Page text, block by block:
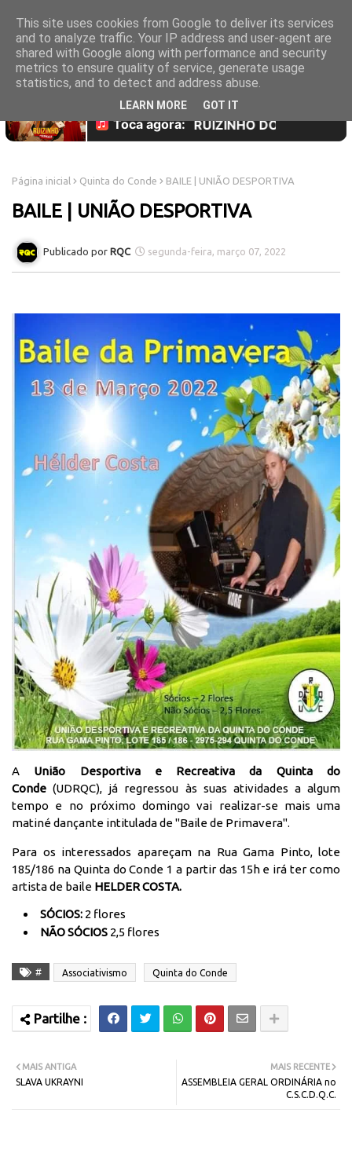
Página inicial Quinta do Conde BAILE | UNIÃO DESPORTIVA
BAILE | UNIÃO DESPORTIVA
RQC segunda-feira, março 07, 2022
A União Desportiva e Recreativa da Quinta do
Conde (UDRQC), já regressou às suas atividades a algum
tempo e no próximo domingo vai realizar-se mais uma
matiné dançante intitulada de "Baile de Primavera".
Para os interessados apareçam na Rua Gama Pinto, lote
185/186 na Quinta do Conde 1 a partir das 15h e irá ter como
artista de baile HELDER COSTA.
SÓCIOS: 2 flores
NÃO SÓCIOS 2,5 flores
# Associativismo Quinta do Conde
MAIS RECENTE
ASSEMBLEIA GERAL ORDINÁRIA no
C.S.C.D.Q.C.
MAIS ANTIGA
SLAVA UKRAYNI
This site uses cookies from Google to deliver its services
and to analyze traffic. Your IP address and user-agent are
shared with Google along with performance and security
metrics to ensure quality of service, generate usage
statistics, and to detect and address abuse.
LEARN MORE GOT IT